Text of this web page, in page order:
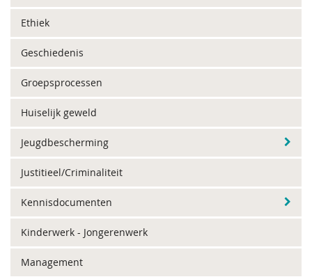
Ethiek
Geschiedenis
Groepsprocessen
Huiselijk geweld
Jeugdbescherming
Justitieel/Criminaliteit
Kennisdocumenten
Kinderwerk - Jongerenwerk
Management